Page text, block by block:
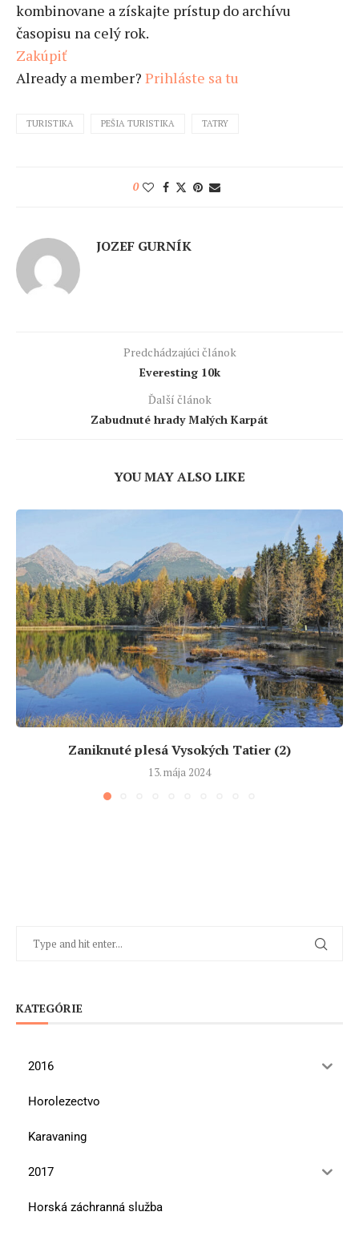
kombinovane a získajte prístup do archívu
časopisu na celý rok.
Zakúpiť
Already a member? Prihláste sa tu
TURISTIKA PEŠIA TURISTIKA TATRY
0
JOZEF GURNÍK
Predchádzajúci článok
Everesting 10k
Ďalší článok
Zabudnuté hrady Malých Karpát
YOU MAY ALSO LIKE
Zaniknuté plesá Vysokých Tatier (2)
13. mája 2024
KATEGÓRIE
2016
Horolezectvo
Karavaning
2017
Horská záchranná služba